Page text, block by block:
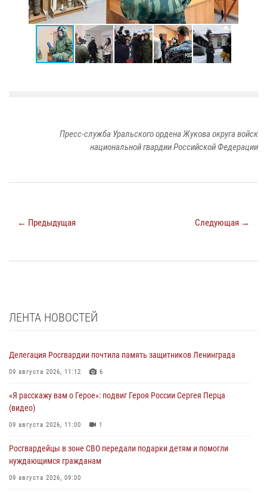
Пресс-служба Уральского ордена Жукова округа войск
национальной гвардии Российской Федерации
← Предыдущая Следующая →
ЛЕНТА НОВОСТЕЙ
Делегация Росгвардии почтила память защитников Ленинграда
09 августа 2026, 11:12 6
«Я расскажу вам о Герое»: подвиг Героя России Сергея Перца
(видео)
09 августа 2026, 11:00 1
Росгвардейцы в зоне СВО передали подарки детям и помогли
нуждающимся гражданам
09 августа 2026, 09:00